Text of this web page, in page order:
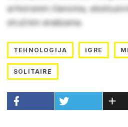
arhiviranim člancima,
stručnim analizama.
TEHNOLOGIJA IGRE
SOLITAIRE